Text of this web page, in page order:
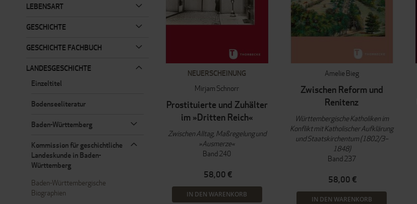
NEUERSCHEINUNG
Mirjam Schnorr
Prostituierte und Zuhälter
im »Dritten Reich«
Zwischen Alltag, Maßregelung und
»Ausmerze«
Band 240
58,00 €
IN DEN WARENKORB
Amelie Bieg
Zwischen Reform und
Renitenz
Württembergische Katholiken im
Konflikt mit Katholischer Aufklärung
und Staatskirchentum (1802/3–
1848)
Band 237
58,00 €
IN DEN WARENKORB
LEBENSART
GESCHICHTE
GESCHICHTE FACHBUCH
LANDESGESCHICHTE
Einzeltitel
Bodenseeliteratur
Baden-Württemberg
Kommission für geschichtliche
Landeskunde in Baden-
Württemberg
Baden-Württembergische
Biographien